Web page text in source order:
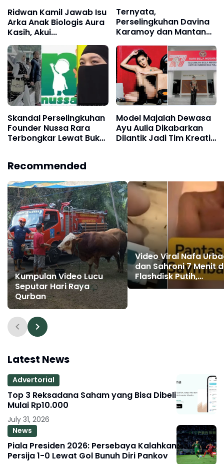
Ridwan Kamil Jawab Isu
Arka Anak Biologis Aura
Kasih, Akui...
Ternyata,
Perselingkuhan Davina
Karamoy dan Mantan
Istri Sah
Skandal Perselingkuhan
Founder Nussa Rara
Terbongkar Lewat Bukti
Model Majalah Dewasa
Ayu Aulia Dikabarkan
Dilantik Jadi Tim Kreatif
Recommended
Kumpulan Video Lucu
Seputar Hari Raya
Qurban
Video Viral Nafa
dan Sahroni 7 Menit
Flashdisk Putih,
Narasinya Asli atau
Latest News
Advertorial
Top 3 Reksadana Saham yang Bisa Dibeli
Mulai Rp10.000
July 31, 2026
News
Piala Presiden 2026: Persebaya Kalahkan
Persija 1-0 Lewat Gol Bunuh Diri Pankov